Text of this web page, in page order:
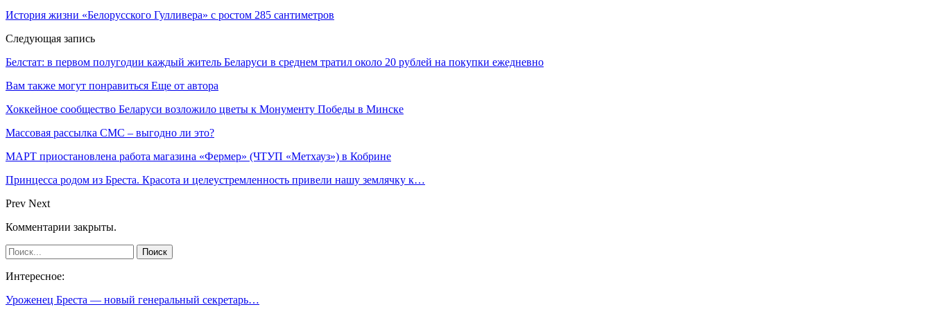
История жизни «Белорусского Гулливера» с ростом 285 сантиметров
Следующая запись
Белстат: в первом полугодии каждый житель Беларуси в среднем тратил около 20 рублей на покупки ежедневно
Вам также могут понравиться Еще от автора
Хоккейное сообщество Беларуси возложило цветы к Монументу Победы в Минске
Массовая рассылка СМС – выгодно ли это?
МАРТ приостановлена работа магазина «Фермер» (ЧТУП «Метхауз») в Кобрине
Принцесса родом из Бреста. Красота и целеустремленность привели нашу землячку к…
Prev Next
Комментарии закрыты.
Интересное:
Уроженец Бреста — новый генеральный секретарь…